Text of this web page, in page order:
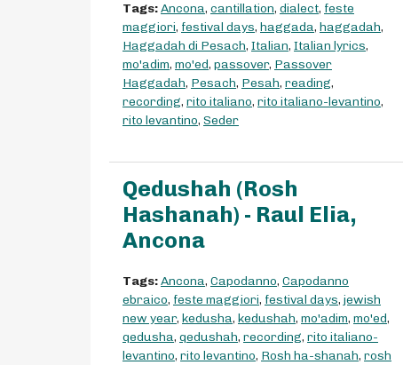
Tags:Ancona, cantillation, dialect, feste
maggiori, festival days, haggada, haggadah,
Haggadah di Pesach, Italian, Italian lyrics,
mo'adim, mo'ed, passover, Passover
Haggadah, Pesach, Pesah, reading,
recording, rito italiano, rito italiano-levantino,
rito levantino, Seder
Qedushah (Rosh
Hashanah) - Raul Elia,
Ancona
Tags:Ancona, Capodanno, Capodanno
ebraico, feste maggiori, festival days, jewish
new year, kedusha, kedushah, mo'adim, mo'ed,
qedusha, qedushah, recording, rito italiano-
levantino, rito levantino, Rosh ha-shanah, rosh